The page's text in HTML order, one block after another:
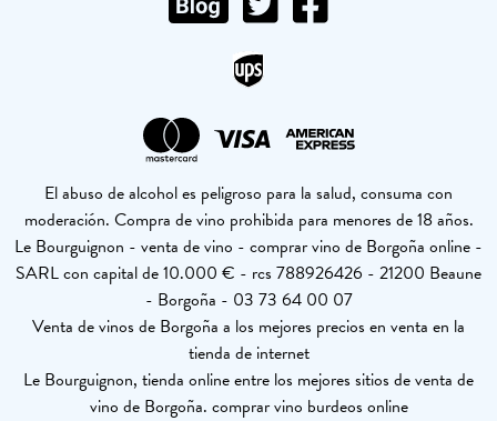
El abuso de alcohol es peligroso para la salud, consuma con
moderación. Compra de vino prohibida para menores de 18 años.
Le Bourguignon - venta de vino - comprar vino de Borgoña online -
SARL con capital de 10.000 € - rcs 788926426 - 21200 Beaune
- Borgoña - 03 73 64 00 07
Venta de vinos de Borgoña a los mejores precios en venta en la
tienda de internet
Le Bourguignon, tienda online entre los mejores sitios de venta de
vino de Borgoña. comprar vino burdeos online